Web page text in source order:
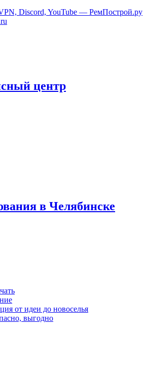
Discord, YouTube — РемПострой.ру
центр
в Челябинске
от идеи до новоселья
выгодно